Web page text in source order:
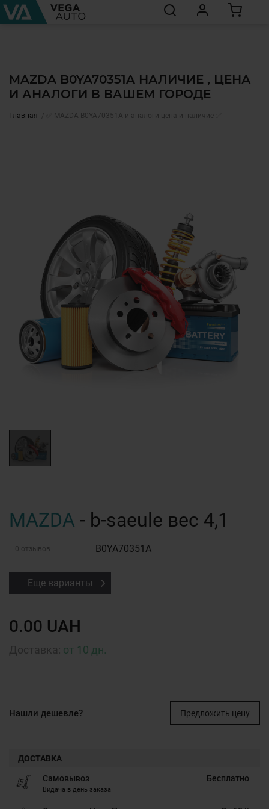
MAZDA B0YA70351A НАЛИЧИЕ , ЦЕНА
И АНАЛОГИ В ВАШЕМ ГОРОДЕ
Главная ✅ MAZDA B0YA70351A и аналоги цена и наличие ✅
MAZDA - b-saeule вес 4,1
0 отзывов B0YA70351A
Еще варианты
0.00 UAH
от 10 дн.
Нашли дешевле? Предложить цену
ДОСТАВКА
Самовывоз
Видача в день заказа
Бесплатно